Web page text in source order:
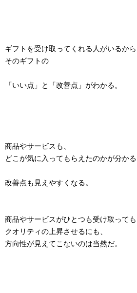
ギフトを受け取ってくれる人がいるから
そのギフトの
「いい点」と「改善点」がわかる。
商品やサービスも、
どこが気に入ってもらえたのかが分かる
改善点も見えやすくなる。
商品やサービスがひとつも受け取って
クオリティの上昇させるにも、
方向性が見えてこないのは当然だ。